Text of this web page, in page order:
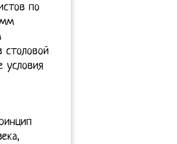
по
столовой
условия